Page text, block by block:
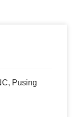
Pusing